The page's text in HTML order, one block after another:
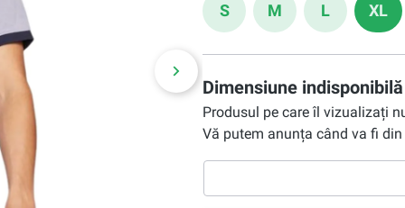
S M L XL
Dimensiune indisponibilă
Produsul pe care îl vizualizați
Vă putem anunța când va fi